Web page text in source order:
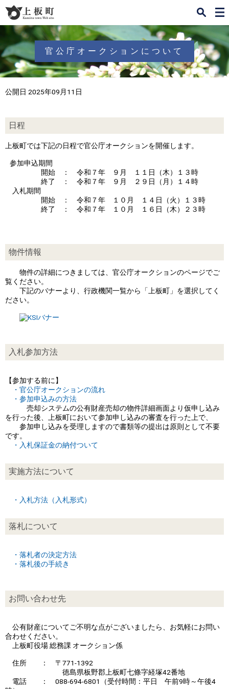
ュ
ー
官公庁オークションについて
公開日 2025年09月11日
日程
上板町では下記の日程で官公庁オークションを開催します。
参加申込期間
開始 ： 令和７年 ９月 １１日（木）１３時
終了 ： 令和７年 ９月 ２９日（月）１４時
入札期間
開始 ： 令和７年 １０月 １４日（火）１３時
終了 ： 令和７年 １０月 １６日（木）２３時
物件情報
物件の詳細につきましては、官公庁オークションのページでご
覧ください。
下記のバナーより、行政機関一覧から「上板町」を選択してく
ださい。
入札参加方法
【参加する前に】
・官公庁オークションの流れ
・参加申込みの方法
売却システムの公有財産売却の物件詳細画面より仮申し込み
を行った後、上板町において参加申し込みの審査を行った上で、
参加申し込みを受理しますので書類等の提出は原則として不要
です。
・入札保証金の納付ついて
実施方法について
・入札方法（入札形式）
落札について
・落札者の決定方法
・落札後の手続き
お問い合わせ先
公有財産についてご不明な点がございましたら、お気軽にお問い
合わせください。
上板町役場 総務課 オークション係
住所 ： 〒771-1392
徳島県板野郡上板町七條字経塚42番地
電話 ： 088-694-6801（受付時間：平日 午前9時～午後4